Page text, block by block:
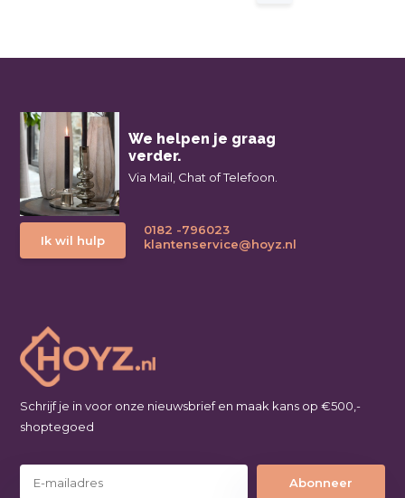
We helpen je graag
verder.
Via Mail, Chat of Telefoon.
Ik wil hulp
0182 -796023
klantenservice@hoyz.nl
Schrijf je in voor onze nieuwsbrief en maak kans op €500,-
shoptegoed
Abonneer